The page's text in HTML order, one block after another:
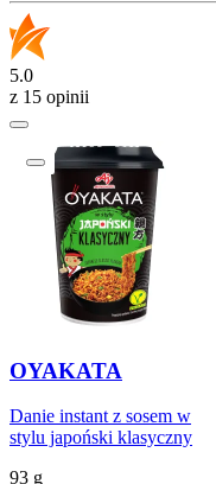
5.0
z 15 opinii
OYAKATA
Danie instant z sosem w
stylu japoński klasyczny
93 g